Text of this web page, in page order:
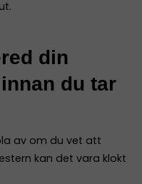
din
du tar
av om du vet att
kan det vara klokt